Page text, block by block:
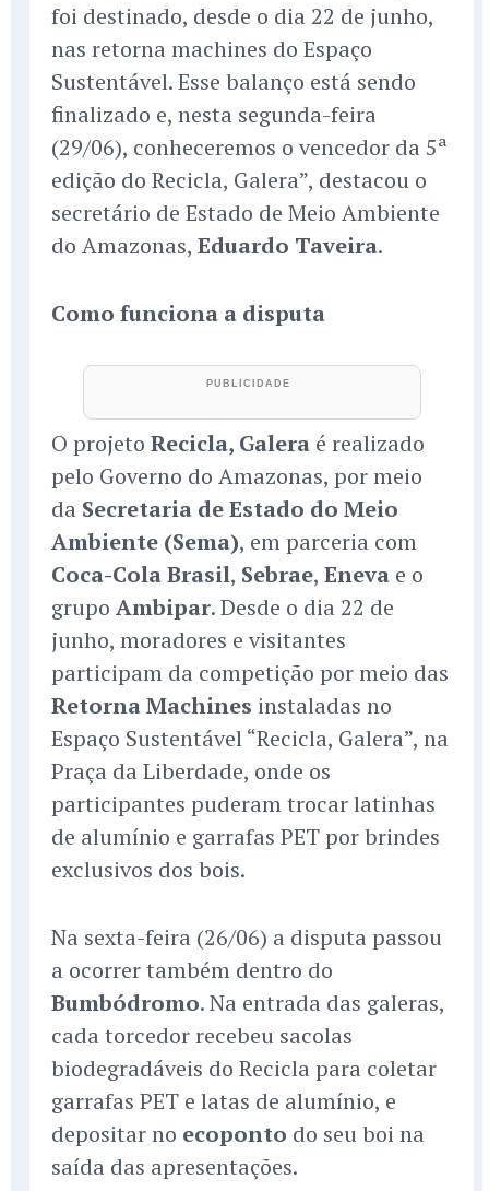
foi destinado, desde o dia 22 de junho,
nas retorna machines do Espaço
Sustentável. Esse balanço está sendo
finalizado e, nesta segunda-feira
(29/06), conheceremos o vencedor da 5ª
edição do Recicla, Galera”, destacou o
secretário de Estado de Meio Ambiente
do Amazonas, Eduardo Taveira.
Como funciona a disputa
O projeto Recicla, Galera é realizado
pelo Governo do Amazonas, por meio
da Secretaria de Estado do Meio
Ambiente (Sema), em parceria com
Coca-Cola Brasil, Sebrae, Eneva e o
grupo Ambipar. Desde o dia 22 de
junho, moradores e visitantes
participam da competição por meio das
Retorna Machines instaladas no
Espaço Sustentável “Recicla, Galera”, na
Praça da Liberdade, onde os
participantes puderam trocar latinhas
de alumínio e garrafas PET por brindes
exclusivos dos bois.
Na sexta-feira (26/06) a disputa passou
a ocorrer também dentro do
Bumbódromo. Na entrada das galeras,
cada torcedor recebeu sacolas
biodegradáveis do Recicla para coletar
garrafas PET e latas de alumínio, e
depositar no ecoponto do seu boi na
saída das apresentações.